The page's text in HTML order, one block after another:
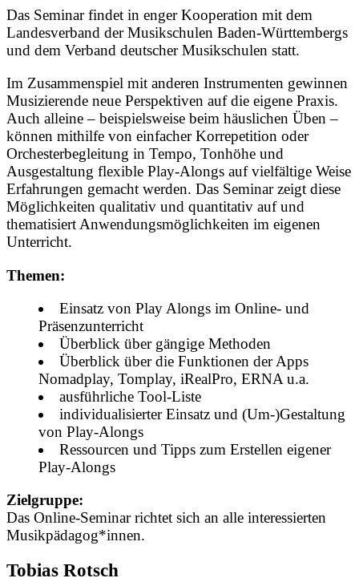
Das Seminar findet in enger Kooperation mit dem
Landesverband der Musikschulen Baden-Württembergs
und dem Verband deutscher Musikschulen statt.
Im Zusammenspiel mit anderen Instrumenten gewinnen
Musizierende neue Perspektiven auf die eigene Praxis.
Auch alleine – beispielsweise beim häuslichen Üben –
können mithilfe von einfacher Korrepetition oder
Orchesterbegleitung in Tempo, Tonhöhe und
Ausgestaltung flexible Play-Alongs auf vielfältige Weise
Erfahrungen gemacht werden. Das Seminar zeigt diese
Möglichkeiten qualitativ und quantitativ auf und
thematisiert Anwendungsmöglichkeiten im eigenen
Unterricht.
Themen:
Einsatz von Play Alongs im Online- und
Präsenzunterricht
Überblick über gängige Methoden
Überblick über die Funktionen der Apps
Nomadplay, Tomplay, iRealPro, ERNA u.a.
ausführliche Tool-Liste
individualisierter Einsatz und (Um-)Gestaltung
von Play-Alongs
Ressourcen und Tipps zum Erstellen eigener
Play-Alongs
Zielgruppe:
Das Online-Seminar richtet sich an alle interessierten
Musikpädagog*innen.
Tobias Rotsch